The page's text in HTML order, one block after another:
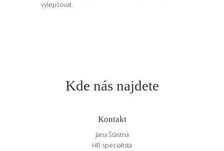
vylepšovat.
Kde nás najdete
Kontakt
Jana Šťastná
HR specialista